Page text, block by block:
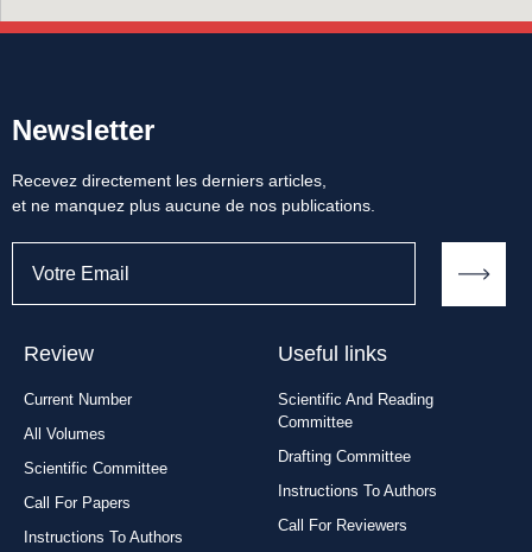
Newsletter
Recevez directement les derniers articles,
et ne manquez plus aucune de nos publications.
Review
Current Number
All Volumes
Scientific Committee
Call For Papers
Instructions To Authors
Useful links
Scientific And Reading
Committee
Drafting Committee
Instructions To Authors
Call For Reviewers